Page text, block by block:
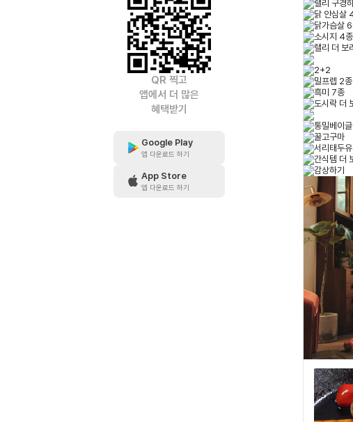
QR 찍고
앱에서 더 많은
혜택받기
Google Play
앱 다운로드 하기
App Store
앱 다운로드 하기